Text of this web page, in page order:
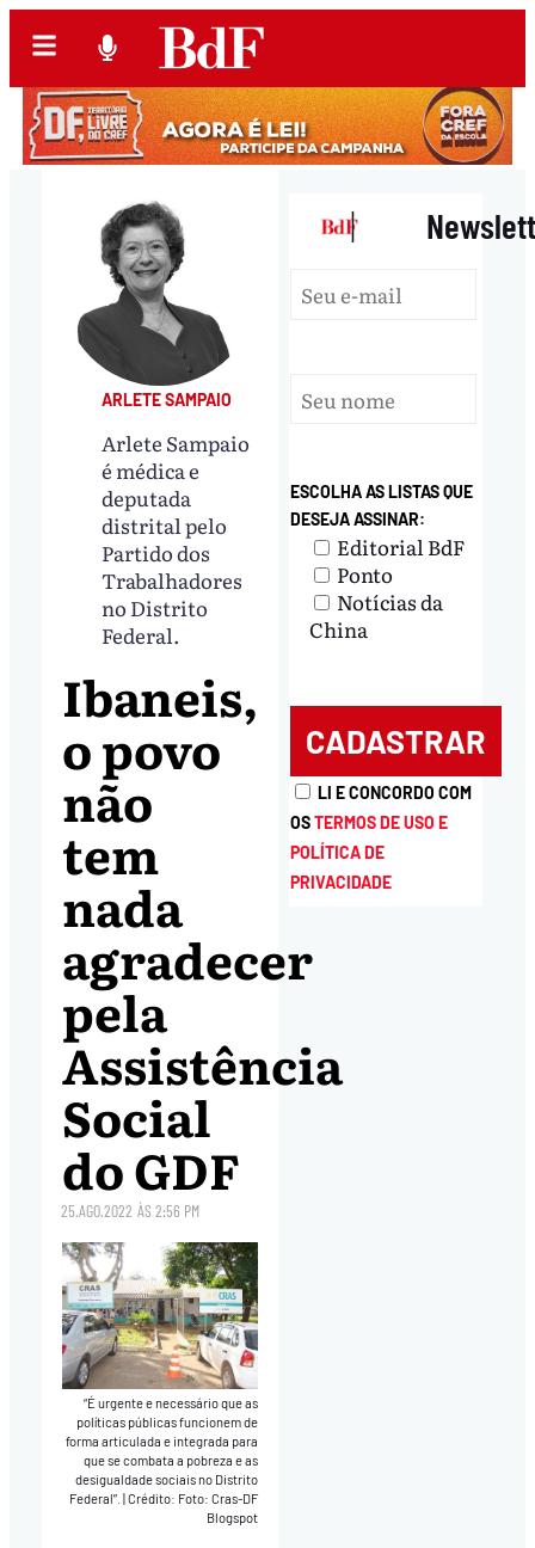
ARLETE SAMPAIO
Arlete Sampaio
é médica e
deputada
distrital pelo
Partido dos
Trabalhadores
no Distrito
Federal.
Ibaneis,
o povo
não
tem
nada
agradecer
pela
Assistência
Social
do GDF
25.AGO.2022 ÀS2:56 PM
“É urgente e necessário que as
políticas públicas funcionem de
forma articulada e integrada para
que se combata a pobreza e as
desigualdade sociais no Distrito
Federal”.
Crédito: Foto: Cras-DF
Blogspot
|
ESCOLHA AS LISTAS QUE
DESEJA ASSINAR:
Editorial BdF
Ponto
Notícias da
China
LI E CONCORDO COM
OSTERMOS DE USO E
POLÍTICA DE
PRIVACIDADE